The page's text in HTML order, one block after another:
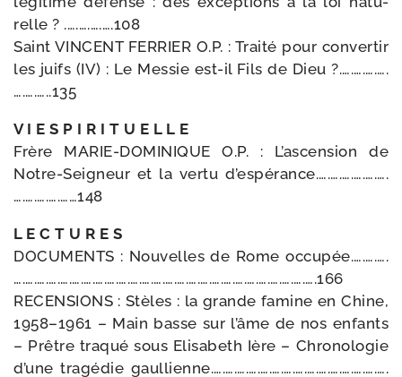
relle ? .….….….….108
Saint VINCENT FERRIER O.P. : Traité pour conver­tir
les juifs (IV) : Le Messie est-​il Fils de Dieu ?.….….….….
….….…..135
V I E S P I R I T U E L L E
Frère MARIE-​DOMINIQUE O.P. : L’ascension de
Notre-​Seigneur et la ver­tu d’espérance.….….….….….….
….….….….……148
L E C T U R E S
DOCUMENTS : Nouvelles de Rome occupée.….….….
….….….….….….….….….….….….….….….….….….….….….….….….….….166
RECENSIONS : Stèles : la grande famine en Chine,
1958–1961 – Main basse sur l’âme de nos enfants
– Prêtre tra­qué sous Elisabeth Ière – Chronologie
d’une tra­gé­die gaullienne.….….….….….….….….….….….….….….….